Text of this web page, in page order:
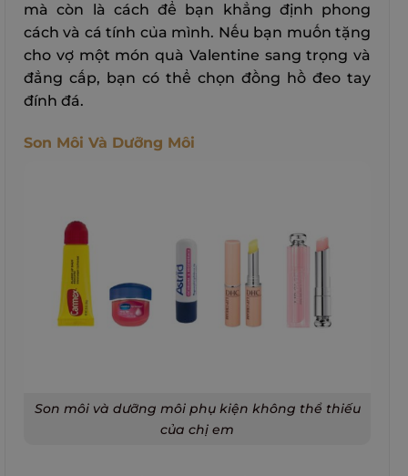
mà còn là cách để bạn khẳng định phong
cách và cá tính của mình. Nếu bạn muốn tặng
cho vợ một món quà Valentine sang trọng và
đẳng cấp, bạn có thể chọn đồng hồ đeo tay
đính đá.
Son Môi Và Dưỡng Môi
Son môi và dưỡng môi phụ kiện không thể thiếu
của chị em